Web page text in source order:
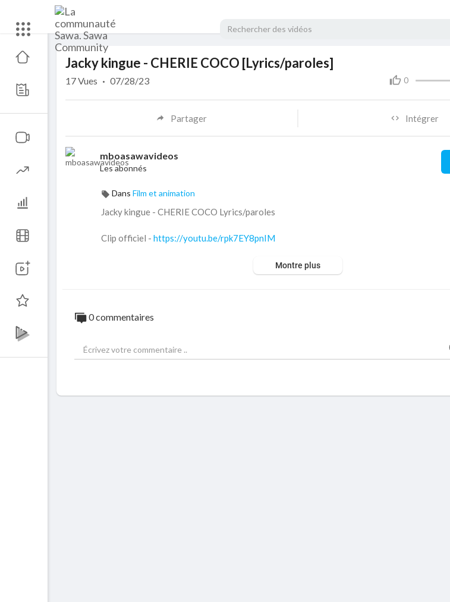
Code 150: Unknown error.
Download File: https://www.youtube.com/watch?v=HgAs5d4q6Wo
Jacky kingue - CHERIE COCO [Lyrics/paroles]
0
17Vues · 07/28/23
Partager Intégrer
mboasawavideos
Les abonnés
Dans Film et animation
Jacky kingue - CHERIE COCO Lyrics/paroles
Clip officiel - https://youtu.be/rpk7EY8pnIM
Montre plus
0 commentaires